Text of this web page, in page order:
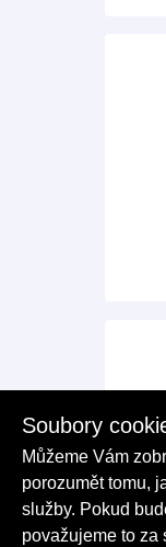
Soubory
Můžeme Vám
porozumět tomu,
služby. Pokud
považujeme to za